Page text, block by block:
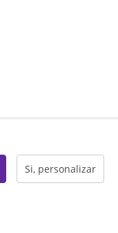
Si, personalizar